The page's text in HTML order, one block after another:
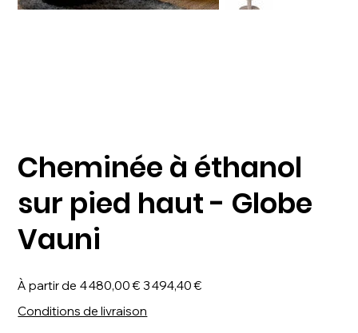
Cheminée à éthanol
sur pied haut - Globe
Vauni
À partir de
Prix
d’origine
4 480,00 € Prix
promotionnel
3 494,40 €
Conditions de livraison